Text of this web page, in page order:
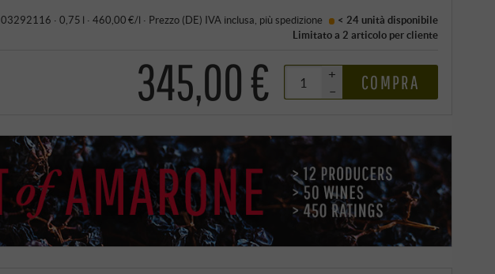
03292116 · 0,75 l · 460,00 €/l · Prezzo (DE) IVA inclusa, più spedizione < 24 unità disponibile
Limitato a 2 articolo per cliente
345,00 €
+
–
COMPRA